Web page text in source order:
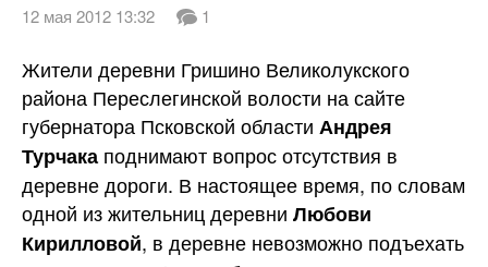
12 мая 2012 13:32 1
Жители деревни Гришино Великолукского
района Переслегинской волости на сайте
губернатора Псковской области Андрея
Турчака поднимают вопрос отсутствия в
деревне дороги. В настоящее время, по словам
одной из жительниц деревни Любови
Кирилловой, в деревне невозможно подъехать